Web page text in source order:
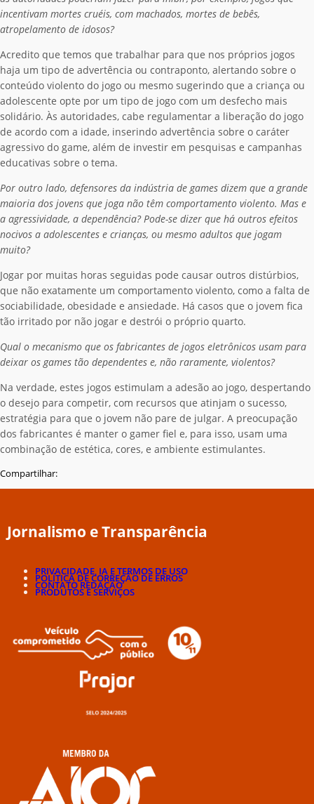
incentivam mortes cruéis, com machados, mortes de bebês,
atropelamento de idosos?
Acredito que temos que trabalhar para que nos próprios jogos
haja um tipo de advertência ou contraponto, alertando sobre o
conteúdo violento do jogo ou mesmo sugerindo que a criança ou
adolescente opte por um tipo de jogo com um desfecho mais
solidário. Às autoridades, cabe regulamentar a liberação do jogo
de acordo com a idade, inserindo advertência sobre o caráter
agressivo do game, além de investir em pesquisas e campanhas
educativas sobre o tema.
Por outro lado, defensores da indústria de games dizem que a grande
maioria dos jovens que joga não têm comportamento violento. Mas e
a agressividade, a dependência? Pode-se dizer que há outros efeitos
nocivos a adolescentes e crianças, ou mesmo adultos que jogam
muito?
Jogar por muitas horas seguidas pode causar outros distúrbios,
que não exatamente um comportamento violento, como a falta de
sociabilidade, obesidade e ansiedade. Há casos que o jovem fica
tão irritado por não jogar e destrói o próprio quarto.
Qual o mecanismo que os fabricantes de jogos eletrônicos usam para
deixar os games tão dependentes e, não raramente, violentos?
Na verdade, estes jogos estimulam a adesão ao jogo, despertando
o desejo para competir, com recursos que atinjam o sucesso,
estratégia para que o jovem não pare de julgar. A preocupação
dos fabricantes é manter o gamer fiel e, para isso, usam uma
combinação de estética, cores, e ambiente estimulantes.
Compartilhar:
Jornalismo e Transparência
PRIVACIDADE, IA E TERMOS DE USO
POLÍTICA DE CORREÇÃO DE ERROS
CONTATO REDAÇÃO
PRODUTOS E SERVIÇOS